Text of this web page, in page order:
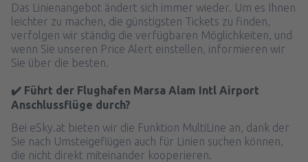
Das Linienangebot ändert sich immer wieder. Um es Ihnen
leichter zu machen, die günstigsten Tickets zu finden,
verfolgen wir ständig die verfügbaren Möglichkeiten, und
wenn Sie unseren Price Alert einstellen, informieren wir
Sie über die besten.
✔️ Führt der Flughafen Marsa Alam Intl Airport
Anschlussflüge durch?
Bei eSky.at bieten wir die Funktion MultiLine an, dank der
Sie nach Umsteigeflügen auch für Linien suchen können,
die nicht direkt miteinander kooperieren.